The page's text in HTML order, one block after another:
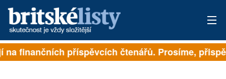
PŘIHLÁSIT
finančních příspěvcích čtenářů. Prosíme,